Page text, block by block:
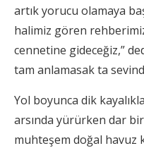
artık yorucu olamaya
halimiz gören
cennetine gideceğiz,”
tam anlamasak ta
Yol boyunca dik
arsında yürürken dar
muhteşem doğal havuz